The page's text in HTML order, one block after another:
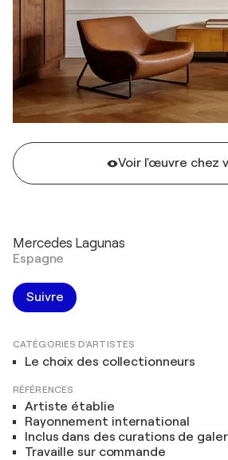
Voir l'œuvre chez
Mercedes Lagunas
Espagne
Suivre
CATÉGORIES D'ARTISTES
Le choix des collectionneurs
RÉFÉRENCES
Artiste établie
Rayonnement international
Inclus dans des curations de
Travaille sur commande